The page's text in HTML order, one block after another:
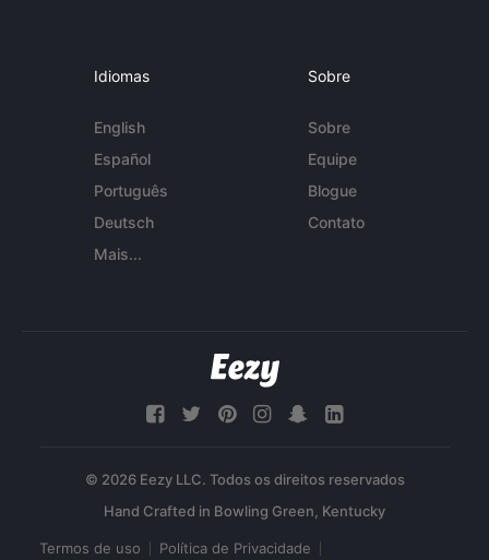
Idiomas
English
Español
Português
Deutsch
Mais...
Sobre
Sobre
Equipe
Blogue
Contato
© 2026 Eezy LLC. Todos os direitos reservados
Termos de uso Política de Privacidade